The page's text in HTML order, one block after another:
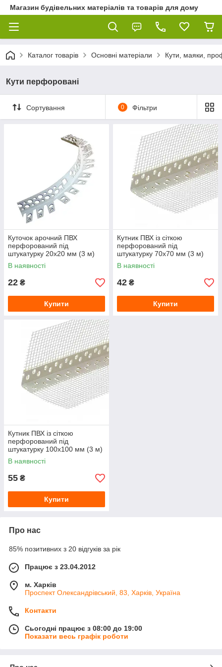
Магазин будівельних матеріалів та товарів для дому
Каталог товарів Основні матеріали Кути, маяки,
Кути перфоровані
Сортування 0 Фільтри
Куточок арочний ПВХ
перфорований під
штукатурку 20х20 мм (3 м)
В наявності
22 ₴
Купити
Кутник ПВХ із сіткою
перфорований під
штукатурку 70х70 мм (3 м)
В наявності
42 ₴
Купити
Кутник ПВХ із сіткою
перфорований під
штукатурку 100х100 мм (3 м)
В наявності
55 ₴
Купити
Про нас
85% позитивних з 20 відгуків за рік
Працює з 23.04.2012
м. Харків
Проспект Олександрівський, 83, Харків, Україна
Контакти
Сьогодні працює з 08:00 до 19:00
Показати весь графік роботи